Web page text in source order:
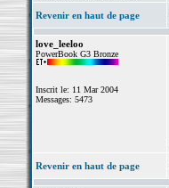
Revenir en haut de page
love_leeloo
PowerBook G3 Bronze
Inscrit le: 11 Mar 2004
Messages: 5473
Revenir en haut de page